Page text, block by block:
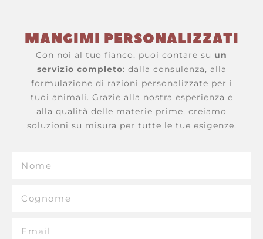
MANGIMI PERSONALIZZATI
Con noi al tuo fianco, puoi contare su un
servizio completo: dalla consulenza, alla
formulazione di razioni personalizzate per i
tuoi animali. Grazie alla nostra esperienza e
alla qualità delle materie prime, creiamo
soluzioni su misura per tutte le tue esigenze.